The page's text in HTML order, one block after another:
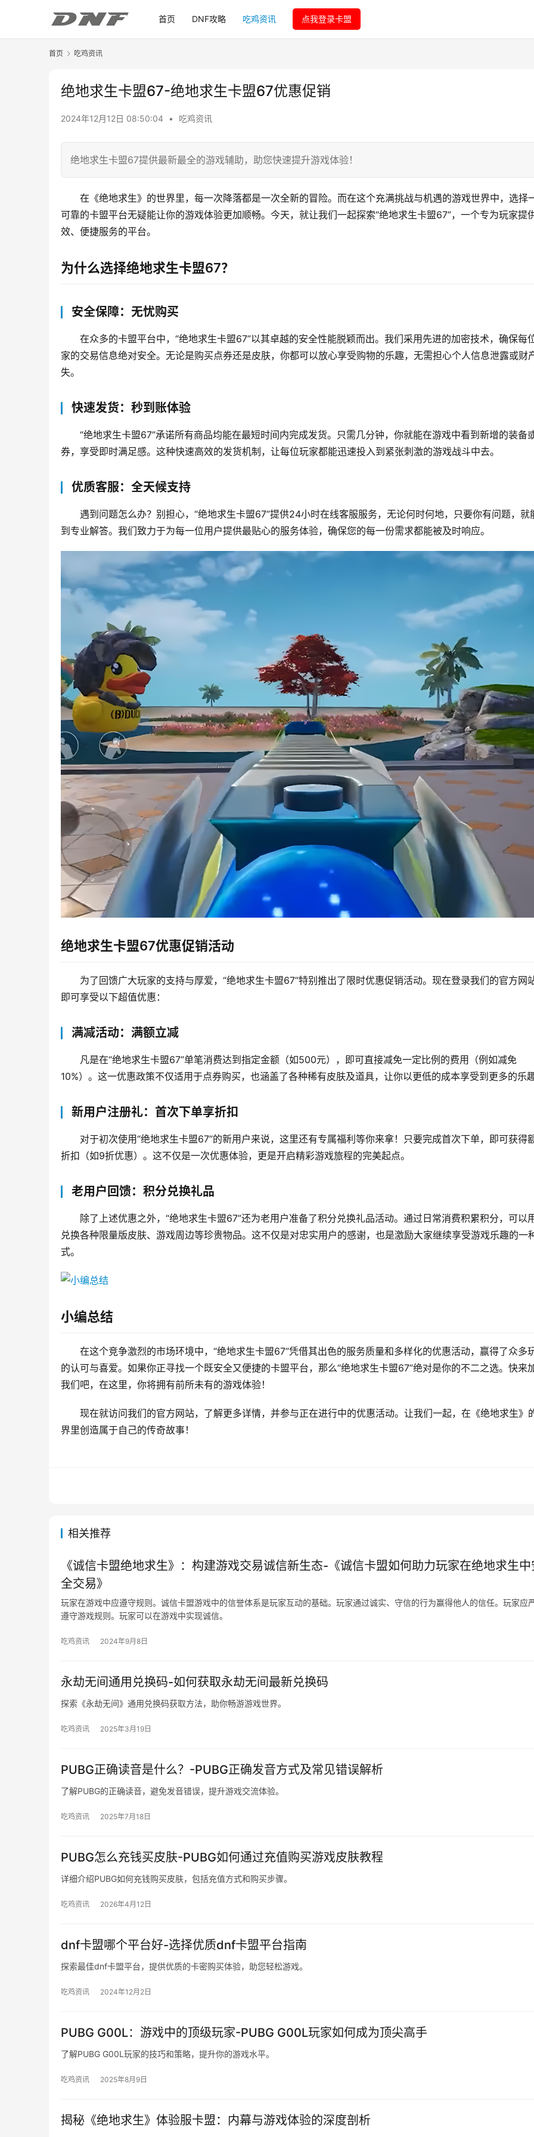
首页 DNF攻略 吃鸡资讯 点我登录卡盟
首页 吃鸡资讯
绝地求生卡盟67-绝地求生卡盟67优惠促销
2024年12月12日 08:50:04 • 吃鸡资讯
绝地求生卡盟67提供最新最全的游戏辅助，助您快速提升游戏体验！
在《绝地求生》的世界里，每一次降落都是一次全新的冒险。而在这个充满挑战与机遇的游戏世界中，选择
可靠的卡盟平台无疑能让你的游戏体验更加顺畅。今天，就让我们一起探索“绝地求生卡盟67”，一个专为玩家提
效、便捷服务的平台。
为什么选择绝地求生卡盟67？
安全保障：无忧购买
在众多的卡盟平台中，“绝地求生卡盟67”以其卓越的安全性能脱颖而出。我们采用先进的加密技术，确保每
家的交易信息绝对安全。无论是购买点券还是皮肤，你都可以放心享受购物的乐趣，无需担心个人信息泄露或财
失。
快速发货：秒到账体验
“绝地求生卡盟67”承诺所有商品均能在最短时间内完成发货。只需几分钟，你就能在游戏中看到新增的装备
券，享受即时满足感。这种快速高效的发货机制，让每位玩家都能迅速投入到紧张刺激的游戏战斗中去。
优质客服：全天候支持
遇到问题怎么办？别担心，“绝地求生卡盟67”提供24小时在线客服服务，无论何时何地，只要你有问题，就
到专业解答。我们致力于为每一位用户提供最贴心的服务体验，确保您的每一份需求都能被及时响应。
绝地求生卡盟67优惠促销活动
为了回馈广大玩家的支持与厚爱，“绝地求生卡盟67”特别推出了限时优惠促销活动。现在登录我们的官方网站
即可享受以下超值优惠：
满减活动：满额立减
凡是在“绝地求生卡盟67”单笔消费达到指定金额（如500元），即可直接减免一定比例的费用（例如减免
10%）。这一优惠政策不仅适用于点券购买，也涵盖了各种稀有皮肤及道具，让你以更低的成本享受到更多的乐趣
新用户注册礼：首次下单享折扣
对于初次使用“绝地求生卡盟67”的新用户来说，这里还有专属福利等你来拿！只要完成首次下单，即可获得
折扣（如9折优惠）。这不仅是一次优惠体验，更是开启精彩游戏旅程的完美起点。
老用户回馈：积分兑换礼品
除了上述优惠之外，“绝地求生卡盟67”还为老用户准备了积分兑换礼品活动。通过日常消费积累积分，可以
兑换各种限量版皮肤、游戏周边等珍贵物品。这不仅是对忠实用户的感谢，也是激励大家继续享受游戏乐趣的一
式。
小编总结
在这个竞争激烈的市场环境中，“绝地求生卡盟67”凭借其出色的服务质量和多样化的优惠活动，赢得了众多
的认可与喜爱。如果你正寻找一个既安全又便捷的卡盟平台，那么“绝地求生卡盟67”绝对是你的不二之选。快来
我们吧，在这里，你将拥有前所未有的游戏体验！
现在就访问我们的官方网站，了解更多详情，并参与正在进行中的优惠活动。让我们一起，在《绝地求生》
界里创造属于自己的传奇故事！
相关推荐
《诚信卡盟绝地求生》：构建游戏交易诚信新生态-《诚信卡盟如何助力玩家在绝地求生中
全交易》
玩家在游戏中应遵守规则。诚信卡盟游戏中的信誉体系是玩家互动的基础。玩家通过诚实、守信的行为赢得他人的信任。玩家应
遵守游戏规则。玩家可以在游戏中实现诚信。
吃鸡资讯 2024年9月8日
永劫无间通用兑换码-如何获取永劫无间最新兑换码
探索《永劫无间》通用兑换码获取方法，助你畅游游戏世界。
吃鸡资讯 2025年3月19日
PUBG正确读音是什么？-PUBG正确发音方式及常见错误解析
了解PUBG的正确读音，避免发音错误，提升游戏交流体验。
吃鸡资讯 2025年7月18日
PUBG怎么充钱买皮肤-PUBG如何通过充值购买游戏皮肤教程
详细介绍PUBG如何充钱购买皮肤，包括充值方式和购买步骤。
吃鸡资讯 2026年4月12日
dnf卡盟哪个平台好-选择优质dnf卡盟平台指南
探索最佳dnf卡盟平台，提供优质的卡密购买体验，助您轻松游戏。
吃鸡资讯 2024年12月2日
PUBG G00L：游戏中的顶级玩家-PUBG G00L玩家如何成为顶尖高手
了解PUBG G00L玩家的技巧和策略，提升你的游戏水平。
吃鸡资讯 2025年8月9日
揭秘《绝地求生》体验服卡盟：内幕与游戏体验的深度剖析